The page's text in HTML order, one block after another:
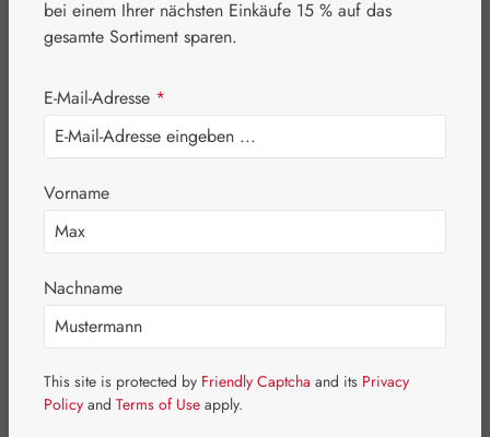
Aloe Vera 400 mg
Kapseln
Bildergalerie überspringen
bei einem Ihrer nächsten Einkäufe 15 % auf das
gesamte Sortiment sparen.
E-Mail-Adresse *
Vorname
Nachname
This site is protected by Friendly Captcha and its Privacy
Policy and Terms of Use apply.